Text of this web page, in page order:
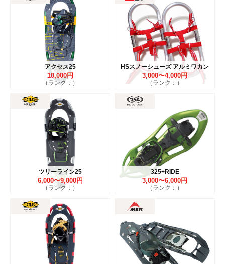
アクセス25
10,000円
（ランク：）
HSスノーシューズ アルミワカン
3,000〜4,000円
（ランク：）
ツリーライン25
6,000〜9,000円
（ランク：）
325+RIDE
3,000〜6,000円
（ランク：）